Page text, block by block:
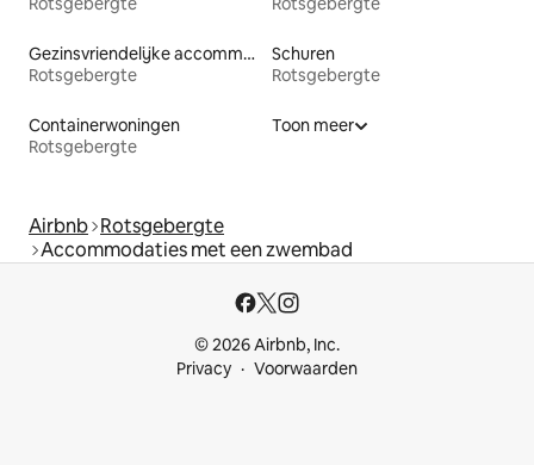
Gezinsvriendelijke accommodaties
Rotsgebergte
Schuren
Rotsgebergte
Containerwoningen
Rotsgebergte
Toon meer
Airbnb Rotsgebergte
Accommodaties met een zwembad
© 2026 Airbnb, Inc.
Privacy
Voorwaarden